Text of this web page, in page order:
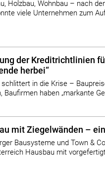
Holzbau, Wohnbau – nach
viele Unternehmen zum
der Kreditrichtlinien
herbei“
schlittert in die Krise –
Baufirmen haben „markante
mit Ziegelwänden –
Bausysteme und Town &
Hausbau mit